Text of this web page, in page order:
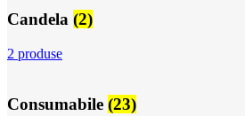
Candela (2)
2 produse
Consumabile (23)